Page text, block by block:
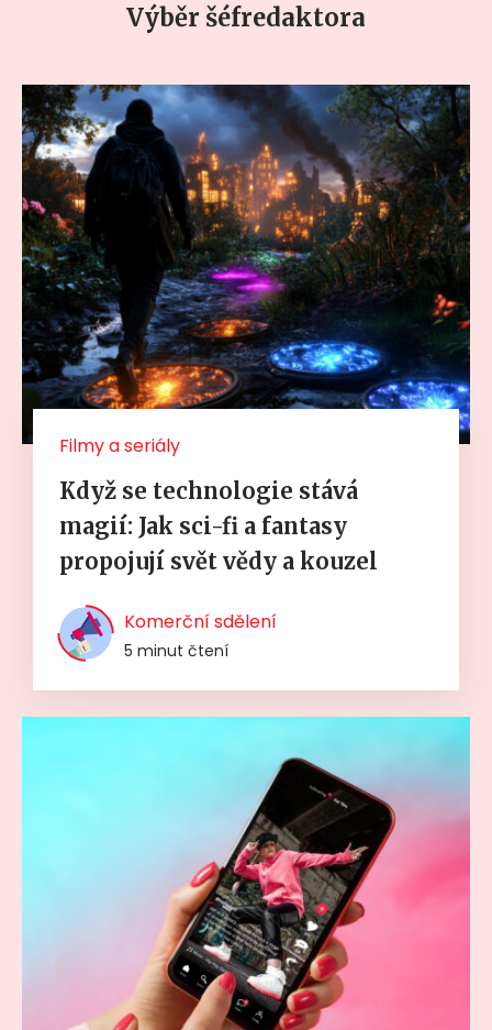
Výběr šéfredaktora
Filmy a seriály
Když se technologie stává
magií: Jak sci-fi a fantasy
propojují svět vědy a kouzel
Komerční sdělení
5 minut čtení